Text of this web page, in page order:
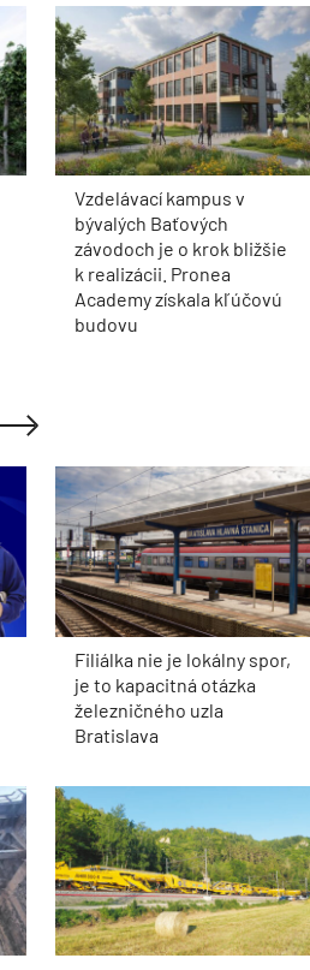
Vzdelávací kampus v
bývalých Baťových
závodoch je o krok bližšie
k realizácii. Pronea
Academy získala kľúčovú
budovu
Filiálka nie je lokálny spor,
je to kapacitná otázka
železničného uzla
Bratislava